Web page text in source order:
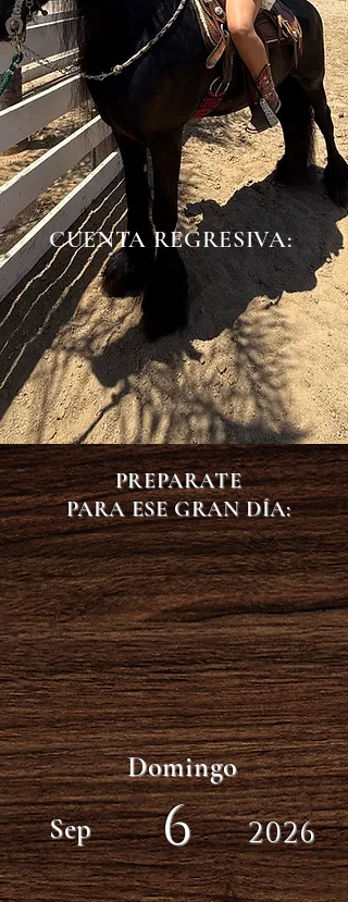
CUENTA REGRESIVA:
PREPARATE
PARA ESE GRAN DÍA:
Domingo
Sep
6 2026